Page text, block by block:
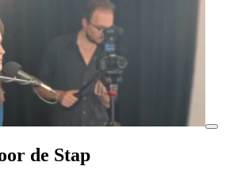
de Stap